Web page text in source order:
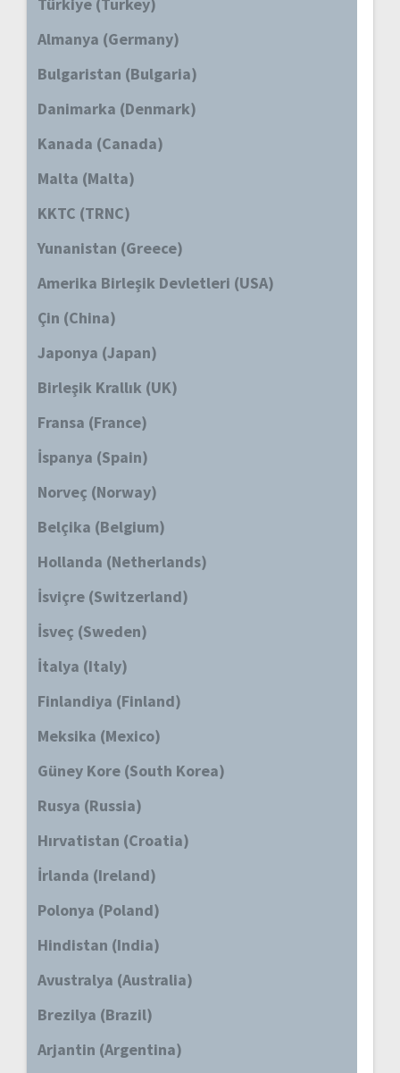
Almanya (Germany)
Bulgaristan (Bulgaria)
Danimarka (Denmark)
Kanada (Canada)
Malta (Malta)
KKTC (TRNC)
Yunanistan (Greece)
Amerika Birleşik Devletleri (USA)
Çin (China)
Japonya (Japan)
Birleşik Krallık (UK)
Fransa (France)
İspanya (Spain)
Norveç (Norway)
Belçika (Belgium)
Hollanda (Netherlands)
İsviçre (Switzerland)
İsveç (Sweden)
İtalya (Italy)
Finlandiya (Finland)
Meksika (Mexico)
Güney Kore (South Korea)
Rusya (Russia)
Hırvatistan (Croatia)
İrlanda (Ireland)
Polonya (Poland)
Hindistan (India)
Avustralya (Australia)
Brezilya (Brazil)
Arjantin (Argentina)